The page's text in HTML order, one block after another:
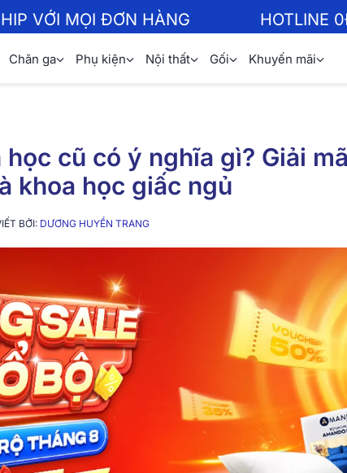
VỚI MỌI ĐƠN HÀNG HOTLINE
Chăn ga Phụ kiện Nội thất Gối Khuyến mãi
cũ có ý nghĩa gì? Giải
khoa học giấc ngủ
BỞI: DƯƠNG HUYỀN TRANG